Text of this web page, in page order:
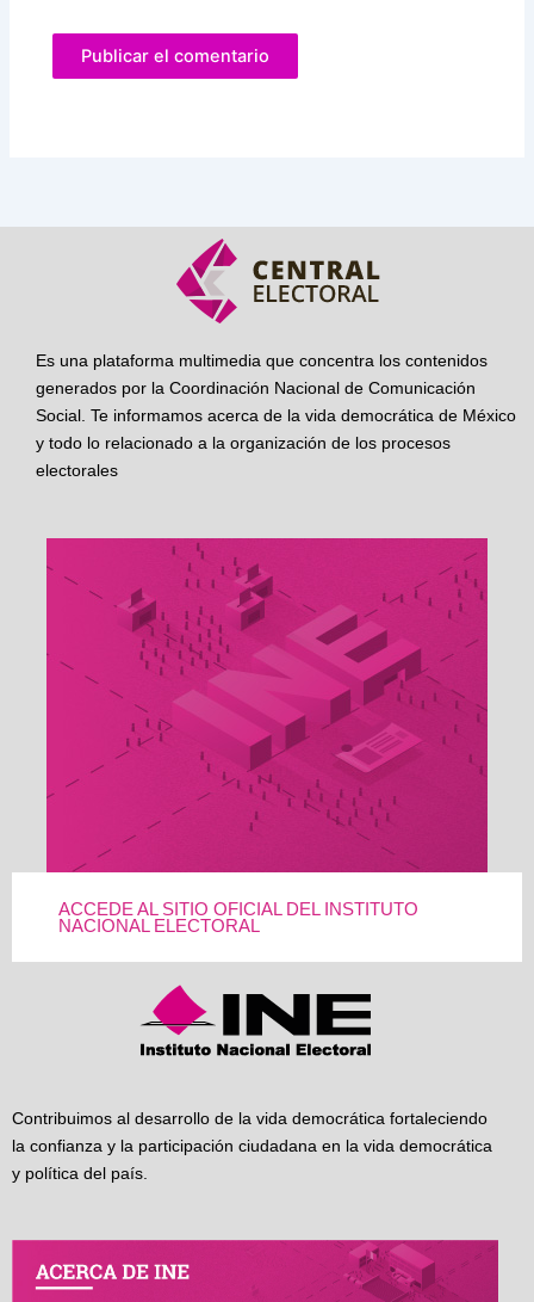
Es una plataforma multimedia que concentra los contenidos
generados por la Coordinación Nacional de Comunicación
Social. Te informamos acerca de la vida democrática de México
y todo lo relacionado a la organización de los procesos
electorales
ACCEDE AL SITIO OFICIAL DEL INSTITUTO
NACIONAL ELECTORAL
Contribuimos al desarrollo de la vida democrática fortaleciendo
la confianza y la participación ciudadana en la vida democrática
y política del país.